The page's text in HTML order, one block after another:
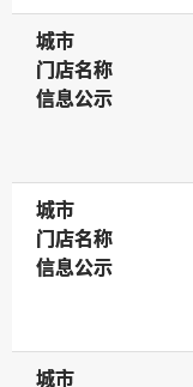
城市
城市
门店名称
门店名称
信息公示
信息公示
城市
城市
门店名称
门店名称
信息公示
信息公示
城市
城市